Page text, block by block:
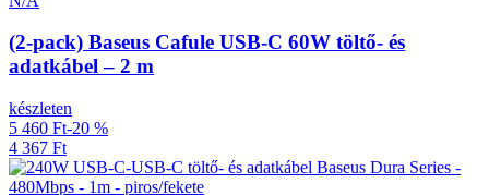
(2-pack) Baseus Cafule USB-C 60W töltő- és
adatkábel – 2 m
készleten
5 460 Ft-20 %
4 367 Ft